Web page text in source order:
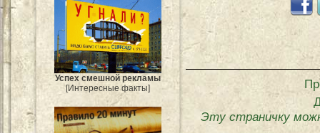
Успех смешной рекламы
[Интересные факты]
Эту страничку